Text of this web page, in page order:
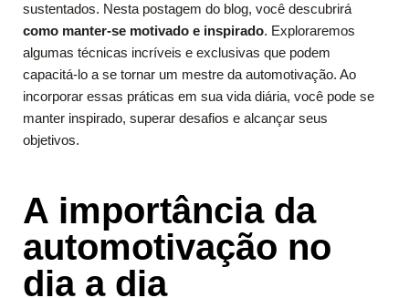
sustentados. Nesta postagem do blog, você descubrirá
como manter-se motivado e inspirado. Exploraremos
algumas técnicas incríveis e exclusivas que podem
capacitá-lo a se tornar um mestre da automotivação. Ao
incorporar essas práticas em sua vida diária, você pode se
manter inspirado, superar desafios e alcançar seus
objetivos.
A importância da
automotivação no
dia a dia